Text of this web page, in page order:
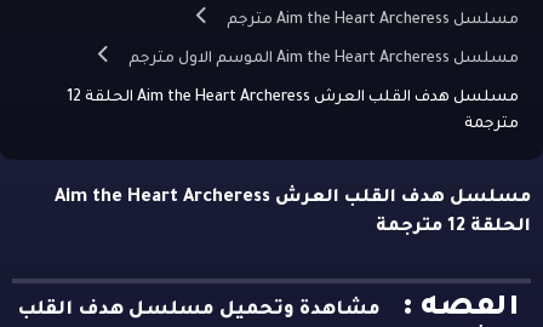
مسلسل Aim the Heart Archeress مترجم
مسلسل Aim the Heart Archeress الموسم الاول مترجم
مسلسل هدف القلب العرش Aim the Heart Archeress الحلقة 12
مترجمة
مسلسل هدف القلب العرش Aim the Heart Archeress
الحلقة 12 مترجمة
القصه :
مشاهدة وتحميل مسلسل هدف القلب